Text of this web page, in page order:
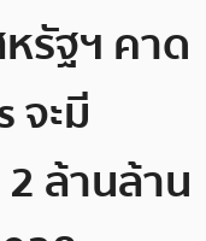
รัฐฯ คาด
จะมี
ล้านล้าน